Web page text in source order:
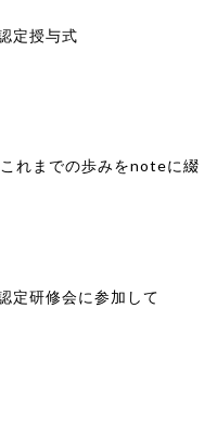
定授与式
れまでの歩みをnoteに綴
定研修会に参加して